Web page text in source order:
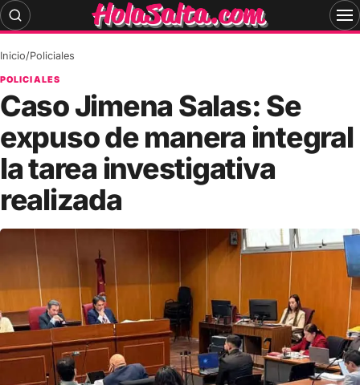
Skip
to
Inicio/Policiales
POLICIALES
Caso Jimena Salas: Se
expuso de manera integral
la tarea investigativa
realizada